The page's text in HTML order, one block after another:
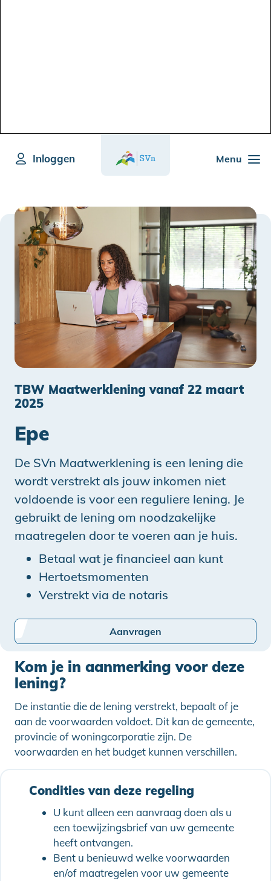
Menu
Inloggen
TBW Maatwerklening vanaf 22 maart
2025
Epe
De SVn Maatwerklening is een lening die
wordt verstrekt als jouw inkomen niet
voldoende is voor een reguliere lening. Je
gebruikt de lening om noodzakelijke
maatregelen door te voeren aan je huis.
Betaal wat je financieel aan kunt
Hertoetsmomenten
Verstrekt via de notaris
Aanvragen
Kom je in aanmerking voor deze
lening?
De instantie die de lening verstrekt, bepaalt of je
aan de voorwaarden voldoet. Dit kan de gemeente,
provincie of woningcorporatie zijn. De
voorwaarden en het budget kunnen verschillen.
Condities van deze regeling
U kunt alleen een aanvraag doen als u
een toewijzingsbrief van uw gemeente
heeft ontvangen.
Bent u benieuwd welke voorwaarden
en/of maatregelen voor uw gemeente